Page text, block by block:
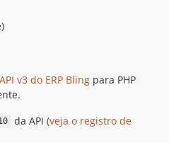
API v3 do ERP Bling para PHP
da API (veja o registro de